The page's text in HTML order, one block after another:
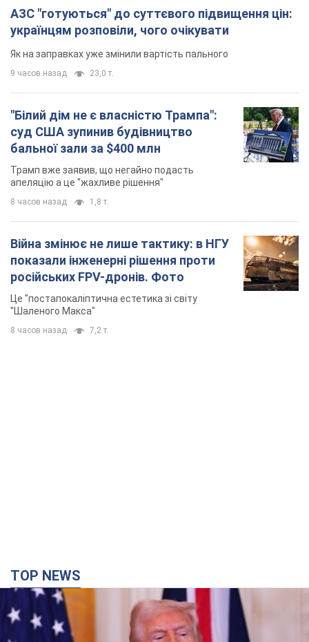
АЗС "готуються" до суттєвого підвищення цін:
українцям розповіли, чого очікувати
Як на заправках уже змінили вартість пального
9 часов назад 23,0 т.
"Білий дім не є власністю Трампа":
суд США зупинив будівництво
бальної зали за $400 млн
Трамп вже заявив, що негайно подасть
апеляцію а це "жахливе рішення"
8 часов назад 1,8 т.
Війна змінює не лише тактику: в НГУ
показали інженерні рішення проти
російських FPV-дронів. Фото
Це "постапокаліптична естетика зі світу
"Шаленого Макса"
8 часов назад 7,2 т.
TOP NEWS